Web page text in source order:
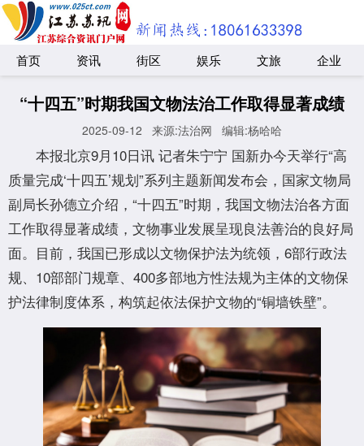
首页 资讯 街区 娱乐 文旅 企业
“十四五”时期我国文物法治工作取得显著成绩
2025-09-12 来源:法治网 编辑:杨哈哈
本报北京9月10日讯 记者朱宁宁 国新办今天举行“高
质量完成‘十四五’规划”系列主题新闻发布会，国家文物局
副局长孙德立介绍，“十四五”时期，我国文物法治各方面
工作取得显著成绩，文物事业发展呈现良法善治的良好局
面。目前，我国已形成以文物保护法为统领，6部行政法
规、10部部门规章、400多部地方性法规为主体的文物保
护法律制度体系，构筑起依法保护文物的“铜墙铁壁”。